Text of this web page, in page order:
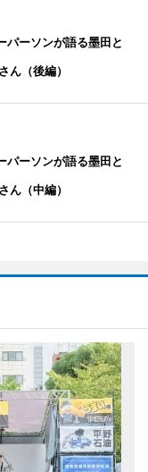
パーソンが語る墨田と
ん（後編）
パーソンが語る墨田と
ん（中編）